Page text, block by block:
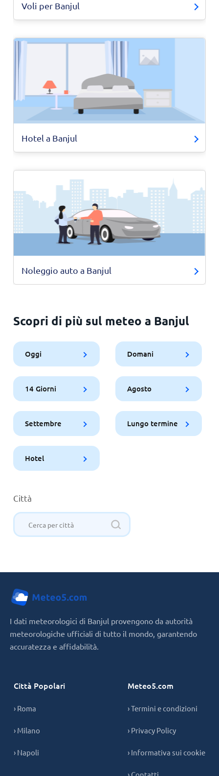
Voli per Banjul
Hotel a Banjul
Noleggio auto a Banjul
Scopri di più sul meteo a Banjul
Oggi Domani
14 Giorni Agosto
Settembre Lungo termine
Hotel
Città
I dati meteorologici di Banjul provengono da autorità
meteorologiche ufficiali di tutto il mondo, garantendo
accuratezza e affidabilità.
Città Popolari
› Roma
› Milano
› Napoli
Meteo5.com
› Termini e condizioni
› Privacy Policy
› Informativa sui cookie